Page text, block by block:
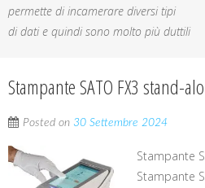
permette di incamerare diversi tipi
di dati e quindi sono molto più duttili
Stampante SATO FX3 stand-
Posted on 30 Settembre 2024
Stampante
Stampante